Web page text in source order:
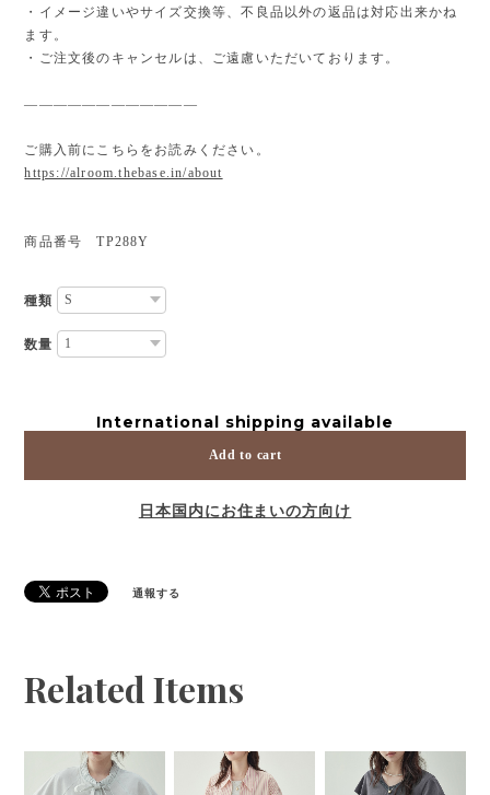
・イメージ違いやサイズ交換等、不良品以外の返品は対応出来かね
ます。
・ご注文後のキャンセルは、ご遠慮いただいております。
————————————
ご購入前にこちらをお読みください。
https://alroom.thebase.in/about
商品番号 TP288Y
種類
数量
International shipping available
Add to cart
日本国内にお住まいの方向け
通報する
Related Items